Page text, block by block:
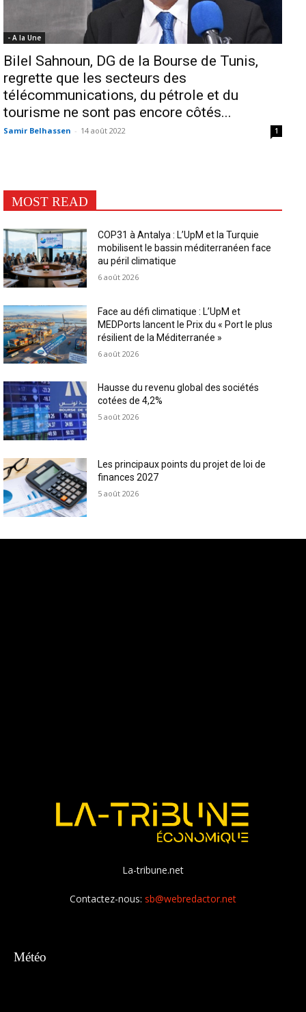
- A la Une
Bilel Sahnoun, DG de la Bourse de Tunis,
regrette que les secteurs des
télécommunications, du pétrole et du
tourisme ne sont pas encore côtés...
Samir Belhassen - 14 août 2022 1
MOST READ
COP31 à Antalya : L’UpM et la Turquie
mobilisent le bassin méditerranéen face
au péril climatique
6 août 2026
Face au défi climatique : L’UpM et
MEDPorts lancent le Prix du « Port le plus
résilient de la Méditerranée »
6 août 2026
Hausse du revenu global des sociétés
cotées de 4,2%
5 août 2026
Les principaux points du projet de loi de
finances 2027
5 août 2026
La-tribune.net
Contactez-nous: sb@webredactor.net
Météo